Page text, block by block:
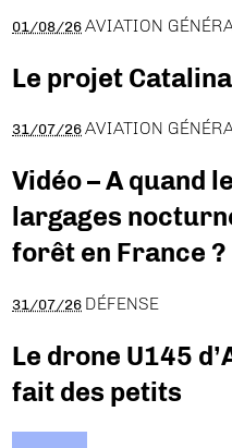
01/08/26 AVIATION
Le projet
31/07/26 AVIATION
Vidéo – A quand
largages
forêt en France ?
31/07/26 DÉFENSE
Le drone U145
fait des petits